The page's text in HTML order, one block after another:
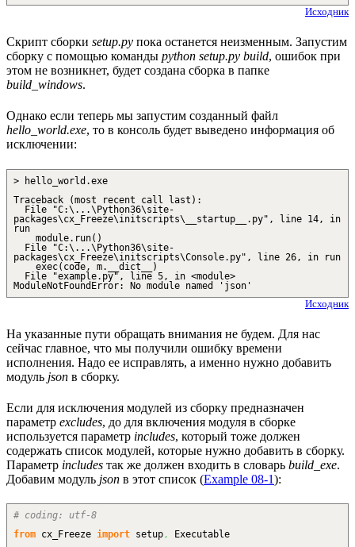
Исходник
Скрипт сборки setup.py пока останется неизменным. Запустим
сборку с помощью команды python setup.py build, ошибок при
этом не возникнет, будет создана сборка в папке
build_windows.
Однако если теперь мы запустим созданный файл
hello_world.exe, то в консоль будет выведено информация об
исключении:
> hello_world.exe
Traceback (most recent call last):
File "C:\...\Python36\site-
packages\cx_Freeze\initscripts\__startup__.py", line 14, in
run
module.run()
File "C:\...\Python36\site-
packages\cx_Freeze\initscripts\Console.py", line 26, in run
exec(code, m.__dict__)
File "example.py", line 5, in <module>
ModuleNotFoundError: No module named 'json'
Исходник
На указанные пути обращать внимания не будем. Для нас
сейчас главное, что мы получили ошибку времени
исполнения. Надо ее исправлять, а именно нужно добавить
модуль json в сборку.
Если для исключения модулей из сборку предназначен
параметр excludes, до для включения модуля в сборке
используется параметр includes, который тоже должен
содержать список модулей, которые нужно добавить в сборку.
Параметр includes так же должен входить в словарь build_exe.
Добавим модуль json в этот список (Example 08-1):
# coding: utf-8
from cx_Freeze import setup,
Executable